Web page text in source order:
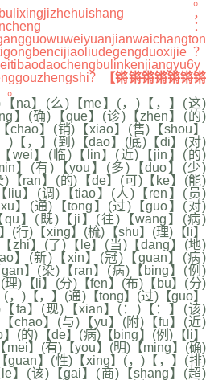
，
：
？
？
【锵锵锵锵锵锵锵
。
】(么)【me】(，)【，】(这)
】(确)【que】(诊)【zhen】(的)
chao】(销)【xiao】(售)【shou】
)【，】(到)【dao】(底)【di】(对)
wei】(临)【lin】(近)【jin】(的)
】(有)【you】(多)【duo】(少)
)【ran】(的)【de】(可)【ke】(能)
liu】(调)【tiao】(人)【ren】(员)
】(通)【tong】(过)【guo】(对)
qu】(既)【ji】(往)【wang】(病)
(行)【xing】(梳)【shu】(理)【li】
zhi】(了)【le】(当)【dang】(地)
】(新)【xin】(冠)【guan】(病)
】(染)【ran】(病)【bing】(例)
理)【li】(分)【fen】(布)【bu】(分)
，)【，】(通)【tong】(过)【guo】
fa】(现)【xian】(：)【：】(该)
chao】(与)【yu】(附)【fu】(近)
(的)【de】(病)【bing】(例)【li】
mei】(有)【you】(明)【ming】(确)
guan】(性)【xing】(，)【，】(排)
】(该)【gai】(商)【shang】(超)